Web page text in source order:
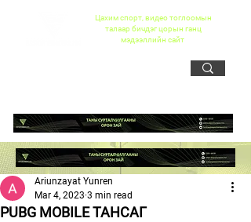
Цахим спорт, видео тоглоомын
талаар бичдэг цорын ганц
мэдээллийн сайт
PUBG MOBILE ТАНСАГ
Ariunzayat Yunren
Mar 4, 2023 3 min read